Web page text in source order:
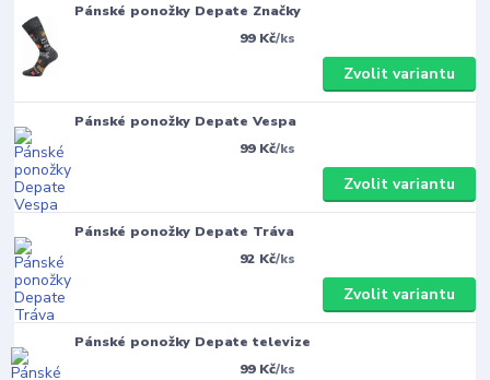
Pánské ponožky Depate Značky
99 Kč/ks
Zvolit variantu
Pánské ponožky Depate Vespa
99 Kč/ks
Zvolit variantu
Pánské ponožky Depate Tráva
92 Kč/ks
Zvolit variantu
Pánské ponožky Depate televize
99 Kč/ks